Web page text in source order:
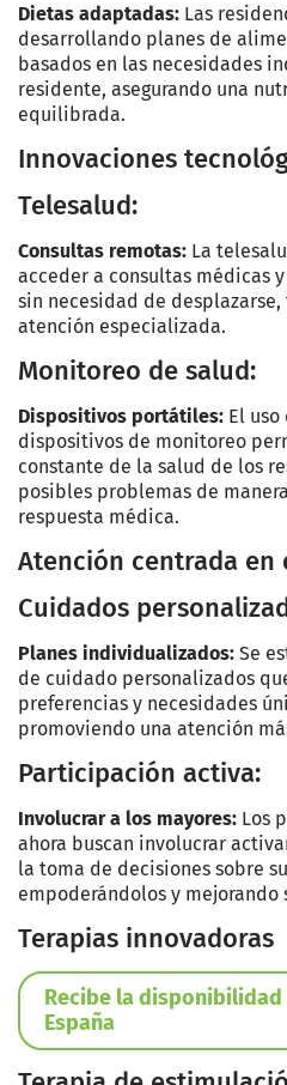
Dietas adaptadas: Las
desarrollando planes de
basados en las necesidades
residente, asegurando una
equilibrada.
Innovaciones
Telesalud:
Consultas remotas: La
acceder a consultas médicas
sin necesidad de
atención especializada.
Monitoreo de salud:
Dispositivos portátiles: El uso
dispositivos de monitoreo
constante de la salud de los
posibles problemas de
respuesta médica.
Atención centrada en
Cuidados
Planes individualizados: Se
de cuidado personalizados
preferencias y necesidades
promoviendo una atención
Participación activa:
Involucrar a los mayores: Los
ahora buscan involucrar
la toma de decisiones sobre
empoderándolos y
Terapias innovadoras
Recibe la
España